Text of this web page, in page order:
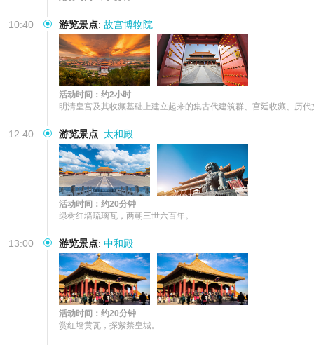
10:40 游览景点: 故宫博物院
活动时间：约2小时
明清皇宫及其收藏基础上建立起来的集古代建筑群、宫廷收藏、历代
12:40 游览景点: 太和殿
活动时间：约20分钟
绿树红墙琉璃瓦，两朝三世六百年。
13:00 游览景点: 中和殿
活动时间：约20分钟
赏红墙黄瓦，探紫禁皇城。